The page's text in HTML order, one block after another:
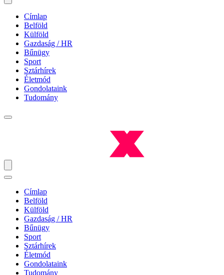
Címlap
Belföld
Külföld
Gazdaság / HR
Bűnügy
Sport
Sztárhírek
Életmód
Gondolataink
Tudomány
Címlap
Belföld
Külföld
Gazdaság / HR
Bűnügy
Sport
Sztárhírek
Életmód
Gondolataink
Tudomány